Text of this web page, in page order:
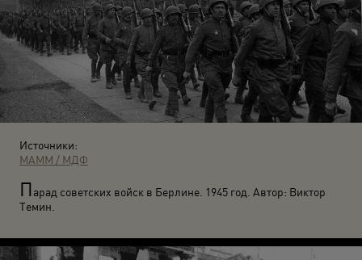
Источники:
МАММ / МДФ
Парад советских войск в Берлине. 1945 год. Автор: Виктор
Темин.